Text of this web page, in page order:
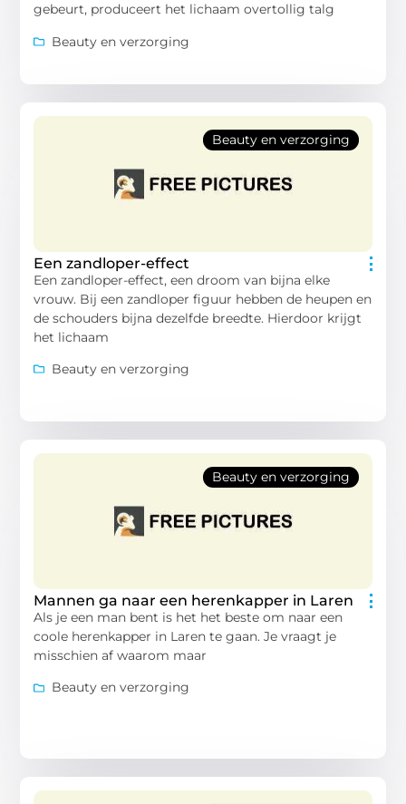
gebeurt, produceert het lichaam overtollig talg
Beauty en verzorging
Beauty en verzorging
Een zandloper-effect
Een zandloper-effect, een droom van bijna elke
vrouw. Bij een zandloper figuur hebben de heupen en
de schouders bijna dezelfde breedte. Hierdoor krijgt
het lichaam
Beauty en verzorging
Beauty en verzorging
Mannen ga naar een herenkapper in Laren
Als je een man bent is het het beste om naar een
coole herenkapper in Laren te gaan. Je vraagt je
misschien af waarom maar
Beauty en verzorging